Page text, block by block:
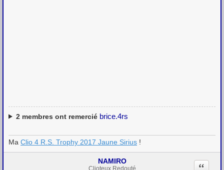
2membres ont remercié brice.4rs
Ma Clio 4 R.S. Trophy 2017 Jaune Sirius !
NAMIRO
Clioteux Redouté Citation